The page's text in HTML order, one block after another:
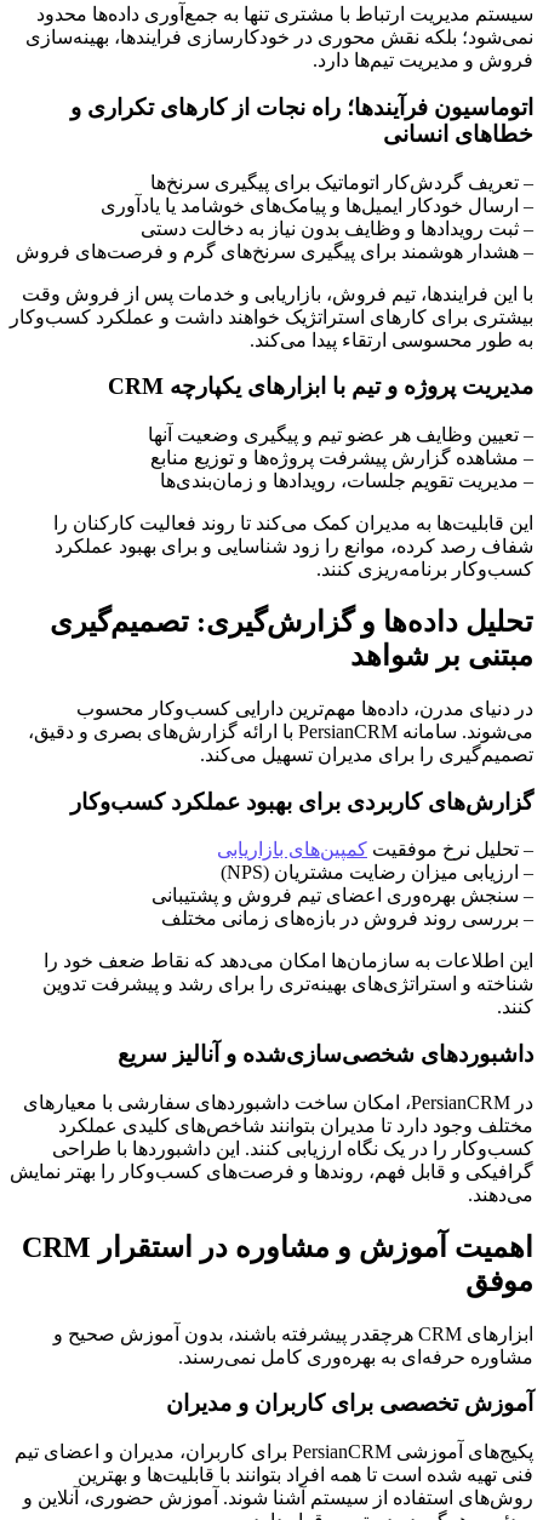
سیستم مدیریت ارتباط با مشتری تنها به جمع‌آوری داده‌ها محدود
نمی‌شود؛ بلکه نقش محوری در خودکارسازی فرایندها، بهینه‌سازی
فروش و مدیریت تیم‌ها دارد.
اتوماسیون فرآیندها؛ راه نجات از کارهای تکراری و
خطاهای انسانی
– تعریف گردش‌کار اتوماتیک برای پیگیری سرنخ‌ها
– ارسال خودکار ایمیل‌ها و پیامک‌های خوشامد یا یادآوری
– ثبت رویدادها و وظایف بدون نیاز به دخالت دستی
– هشدار هوشمند برای پیگیری سرنخ‌های گرم و فرصت‌های فروش
با این فرایندها، تیم فروش، بازاریابی و خدمات پس از فروش وقت
بیشتری برای کارهای استراتژیک خواهند داشت و عملکرد کسب‌وکار
به طور محسوسی ارتقاء پیدا می‌کند.
مدیریت پروژه و تیم با ابزارهای یکپارچه CRM
– تعیین وظایف هر عضو تیم و پیگیری وضعیت آنها
– مشاهده گزارش پیشرفت پروژه‌ها و توزیع منابع
– مدیریت تقویم جلسات، رویدادها و زمان‌بندی‌ها
این قابلیت‌ها به مدیران کمک می‌کند تا روند فعالیت کارکنان را
شفاف رصد کرده، موانع را زود شناسایی و برای بهبود عملکرد
کسب‌وکار برنامه‌ریزی کنند.
تحلیل داده‌ها و گزارش‌گیری: تصمیم‌گیری
مبتنی بر شواهد
در دنیای مدرن، داده‌ها مهم‌ترین دارایی کسب‌وکار محسوب
می‌شوند. سامانه PersianCRM با ارائه گزارش‌های بصری و دقیق،
تصمیم‌گیری را برای مدیران تسهیل می‌کند.
گزارش‌های کاربردی برای بهبود عملکرد کسب‌وکار
– تحلیل نرخ موفقیت کمپین‌های بازاریابی
– ارزیابی میزان رضایت مشتریان (NPS)
– سنجش بهره‌وری اعضای تیم فروش و پشتیبانی
– بررسی روند فروش در بازه‌های زمانی مختلف
این اطلاعات به سازمان‌ها امکان می‌دهد که نقاط ضعف خود را
شناخته و استراتژی‌های بهینه‌تری را برای رشد و پیشرفت تدوین
کنند.
داشبوردهای شخصی‌سازی‌شده و آنالیز سریع
در PersianCRM، امکان ساخت داشبوردهای سفارشی با معیارهای
مختلف وجود دارد تا مدیران بتوانند شاخص‌های کلیدی عملکرد
کسب‌وکار را در یک نگاه ارزیابی کنند. این داشبوردها با طراحی
گرافیکی و قابل فهم، روندها و فرصت‌های کسب‌وکار را بهتر نمایش
می‌دهند.
اهمیت آموزش و مشاوره در استقرار CRM
موفق
ابزارهای CRM هرچقدر پیشرفته باشند، بدون آموزش صحیح و
مشاوره حرفه‌ای به بهره‌وری کامل نمی‌رسند.
آموزش تخصصی برای کاربران و مدیران
پکیج‌های آموزشی PersianCRM برای کاربران، مدیران و اعضای تیم
فنی تهیه شده است تا همه افراد بتوانند با قابلیت‌ها و بهترین
روش‌های استفاده از سیستم آشنا شوند. آموزش حضوری، آنلاین و